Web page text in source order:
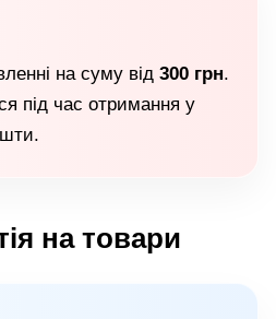
на суму від 300 грн.
під час отримання у
на товари